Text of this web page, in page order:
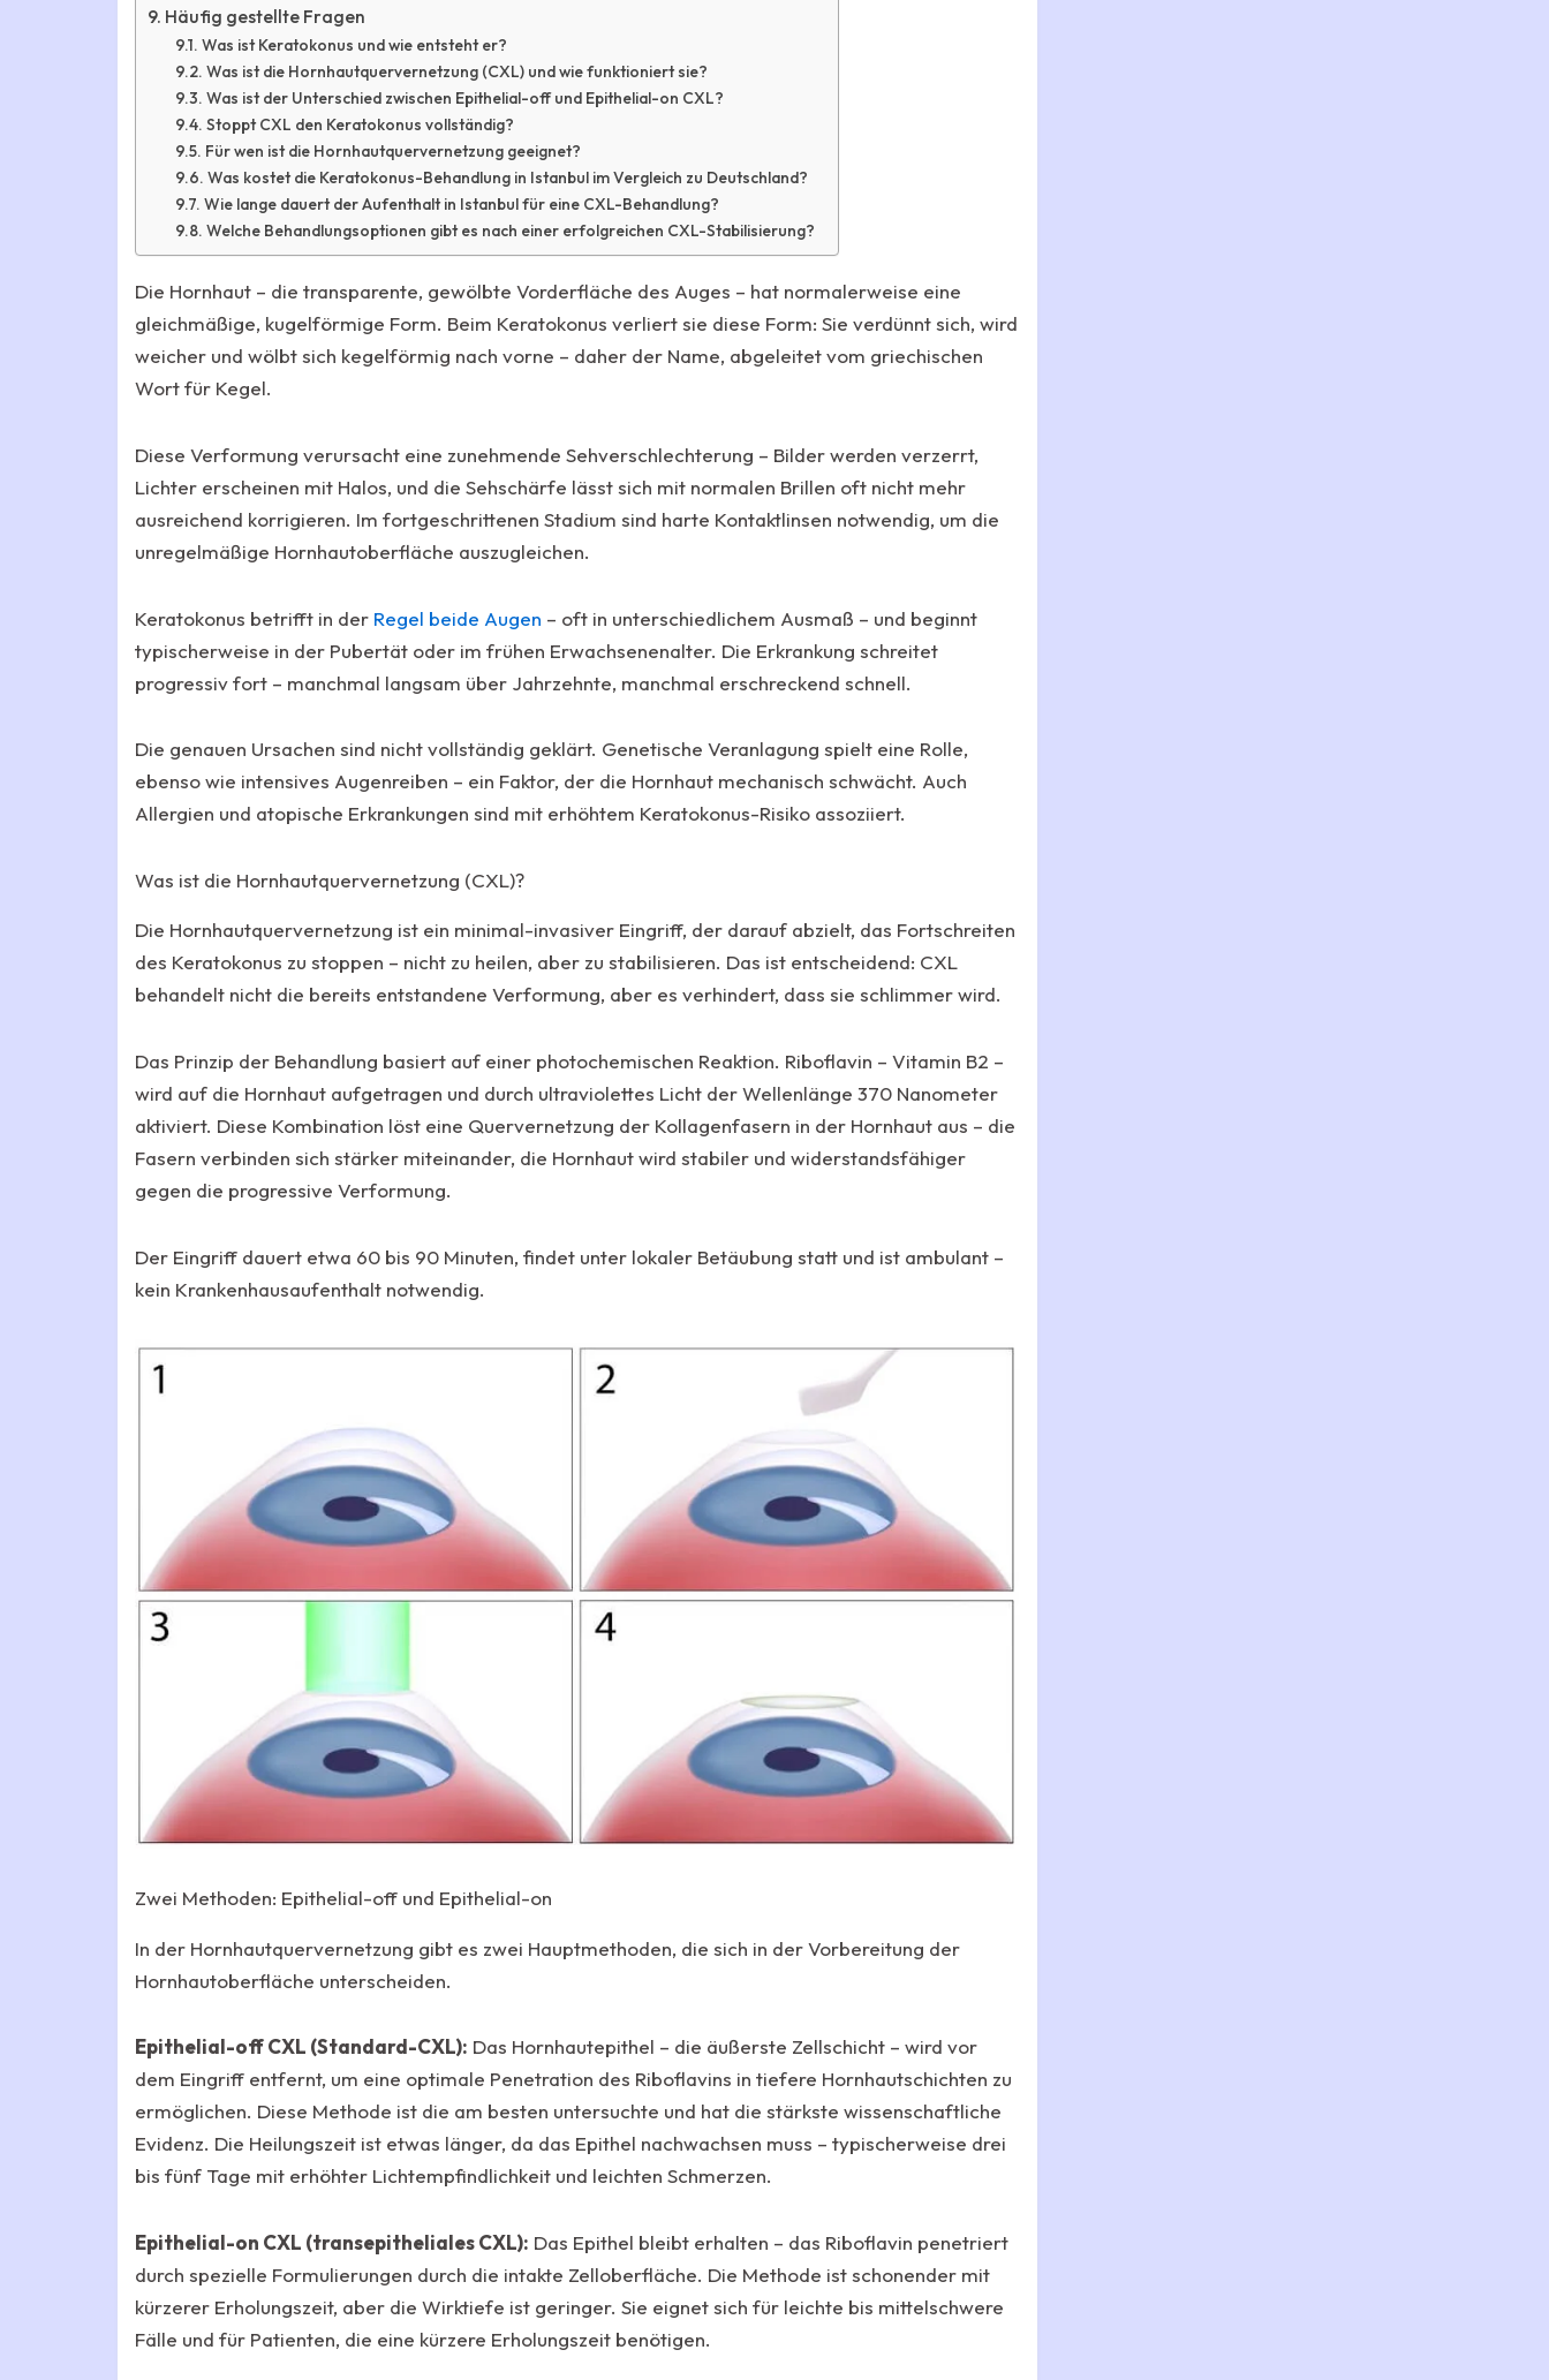
Häufig gestellte Fragen
Was ist Keratokonus und wie entsteht er?
Was ist die Hornhautquervernetzung (CXL) und wie funktioniert sie?
Was ist der Unterschied zwischen Epithelial-off und Epithelial-on CXL?
Stoppt CXL den Keratokonus vollständig?
Für wen ist die Hornhautquervernetzung geeignet?
Was kostet die Keratokonus-Behandlung in Istanbul im Vergleich zu Deutschland?
Wie lange dauert der Aufenthalt in Istanbul für eine CXL-Behandlung?
Welche Behandlungsoptionen gibt es nach einer erfolgreichen CXL-Stabilisierung?
Die Hornhaut – die transparente, gewölbte Vorderfläche des Auges – hat normalerweise eine
gleichmäßige, kugelförmige Form. Beim Keratokonus verliert sie diese Form: Sie verdünnt sich, wird
weicher und wölbt sich kegelförmig nach vorne – daher der Name, abgeleitet vom griechischen
Wort für Kegel.
Diese Verformung verursacht eine zunehmende Sehverschlechterung – Bilder werden verzerrt,
Lichter erscheinen mit Halos, und die Sehschärfe lässt sich mit normalen Brillen oft nicht mehr
ausreichend korrigieren. Im fortgeschrittenen Stadium sind harte Kontaktlinsen notwendig, um die
unregelmäßige Hornhautoberfläche auszugleichen.
Keratokonus betrifft in der Regel beide Augen – oft in unterschiedlichem Ausmaß – und beginnt
typischerweise in der Pubertät oder im frühen Erwachsenenalter. Die Erkrankung schreitet
progressiv fort – manchmal langsam über Jahrzehnte, manchmal erschreckend schnell.
Die genauen Ursachen sind nicht vollständig geklärt. Genetische Veranlagung spielt eine Rolle,
ebenso wie intensives Augenreiben – ein Faktor, der die Hornhaut mechanisch schwächt. Auch
Allergien und atopische Erkrankungen sind mit erhöhtem Keratokonus-Risiko assoziiert.
Was ist die Hornhautquervernetzung (CXL)?
Die Hornhautquervernetzung ist ein minimal-invasiver Eingriff, der darauf abzielt, das Fortschreiten
des Keratokonus zu stoppen – nicht zu heilen, aber zu stabilisieren. Das ist entscheidend: CXL
behandelt nicht die bereits entstandene Verformung, aber es verhindert, dass sie schlimmer wird.
Das Prinzip der Behandlung basiert auf einer photochemischen Reaktion. Riboflavin – Vitamin B2 –
wird auf die Hornhaut aufgetragen und durch ultraviolettes Licht der Wellenlänge 370 Nanometer
aktiviert. Diese Kombination löst eine Quervernetzung der Kollagenfasern in der Hornhaut aus – die
Fasern verbinden sich stärker miteinander, die Hornhaut wird stabiler und widerstandsfähiger
gegen die progressive Verformung.
Der Eingriff dauert etwa 60 bis 90 Minuten, findet unter lokaler Betäubung statt und ist ambulant –
kein Krankenhausaufenthalt notwendig.
Zwei Methoden: Epithelial-off und Epithelial-on
In der Hornhautquervernetzung gibt es zwei Hauptmethoden, die sich in der Vorbereitung der
Hornhautoberfläche unterscheiden.
Epithelial-off CXL (Standard-CXL): Das Hornhautepithel – die äußerste Zellschicht – wird vor
dem Eingriff entfernt, um eine optimale Penetration des Riboflavins in tiefere Hornhautschichten zu
ermöglichen. Diese Methode ist die am besten untersuchte und hat die stärkste wissenschaftliche
Evidenz. Die Heilungszeit ist etwas länger, da das Epithel nachwachsen muss – typischerweise drei
bis fünf Tage mit erhöhter Lichtempfindlichkeit und leichten Schmerzen.
Epithelial-on CXL (transepitheliales CXL): Das Epithel bleibt erhalten – das Riboflavin penetriert
durch spezielle Formulierungen durch die intakte Zelloberfläche. Die Methode ist schonender mit
kürzerer Erholungszeit, aber die Wirktiefe ist geringer. Sie eignet sich für leichte bis mittelschwere
Fälle und für Patienten, die eine kürzere Erholungszeit benötigen.